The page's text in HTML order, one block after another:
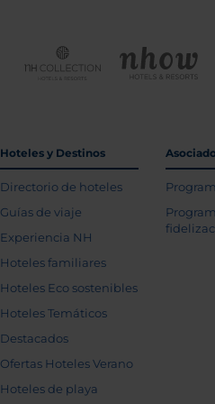
Hoteles y Destinos
Directorio de hoteles
Guías de viaje
Experiencia NH
Hoteles familiares
Hoteles Eco sostenibles
Hoteles Temáticos
Destacados
Ofertas Hoteles Verano
Hoteles de playa